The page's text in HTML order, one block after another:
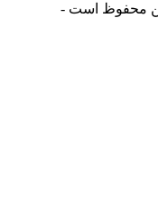
محفوظ است -